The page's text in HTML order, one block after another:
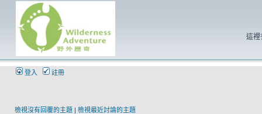
這裡
登入 註冊
檢視沒有回覆的主題 | 檢視最近討論的主題